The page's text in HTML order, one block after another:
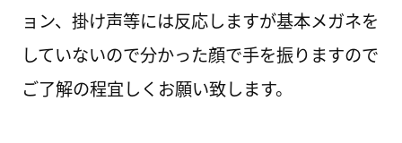
ョン、掛け声等には反応しますが基本メガネを
していないので分かった顔で手を振りますので
ご了解の程宜しくお願い致します。